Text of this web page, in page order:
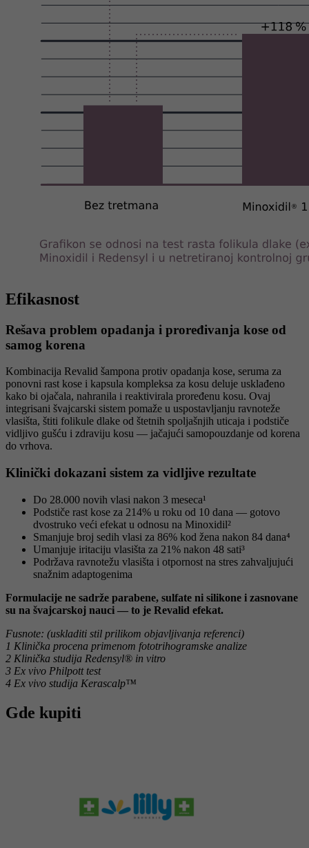
Efikasnost
Rešava problem opadanja i proređivanja kose od
samog korena
Kombinacija Revalid šampona protiv opadanja kose, seruma za
ponovni rast kose i kapsula kompleksa za kosu deluje usklađeno
kako bi ojačala, nahranila i reaktivirala proređenu kosu. Ovaj
integrisani švajcarski sistem pomaže u uspostavljanju ravnoteže
vlasišta, štiti folikule dlake od štetnih spoljašnjih uticaja i podstiče
vidljivo gušću i zdraviju kosu — jačajući samopouzdanje od korena
do vrhova.
Klinički dokazani sistem za vidljive rezultate
Do 28.000 novih vlasi nakon 3 meseca¹
Podstiče rast kose za 214% u roku od 10 dana — gotovo
dvostruko veći efekat u odnosu na Minoxidil²
Smanjuje broj sedih vlasi za 86% kod žena nakon 84 dana⁴
Umanjuje iritaciju vlasišta za 21% nakon 48 sati³
Podržava ravnotežu vlasišta i otpornost na stres zahvaljujući
snažnim adaptogenima
Formulacije ne sadrže parabene, sulfate ni silikone i zasnovane
su na švajcarskoj nauci — to je Revalid efekat.
Fusnote: (uskladiti stil prilikom objavljivanja referenci)
1 Klinička procena primenom fototrihogramske analize
2 Klinička studija Redensyl® in vitro
3 Ex vivo Philpott test
4 Ex vivo studija Kerascalp™
Gde kupiti